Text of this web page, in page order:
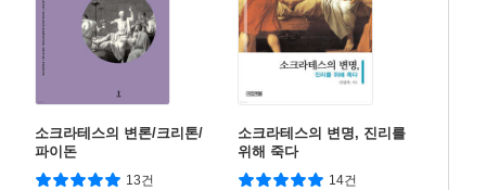
소크라테스의 변론/크리톤/
파이돈
13건
소크라테스의 변명, 진리를
위해 죽다
14건